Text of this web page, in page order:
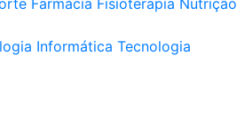
Informática Tecnologia